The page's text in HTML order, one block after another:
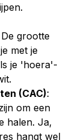
De grootte
met je
je 'hoera'-
(CAC):
om een
halen. Ja,
hangt wel